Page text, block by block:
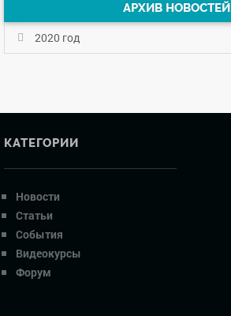
АРХИВ НОВОСТЕЙ
2020 год
КАТЕГОРИИ
Новости
Статьи
События
Видеокурсы
Форум